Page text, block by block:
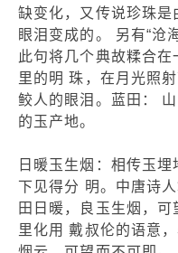
缺变化，又传说珍珠
眼泪变成的。 另有“沧
此句将几个典故糅合
里的明 珠，在月光照
鲛人的眼泪。蓝田：
的玉产地。
日暖玉生烟：相传玉
下见得分 明。中唐诗
田日暖，良玉生烟，可
里化用 戴叔伦的语意